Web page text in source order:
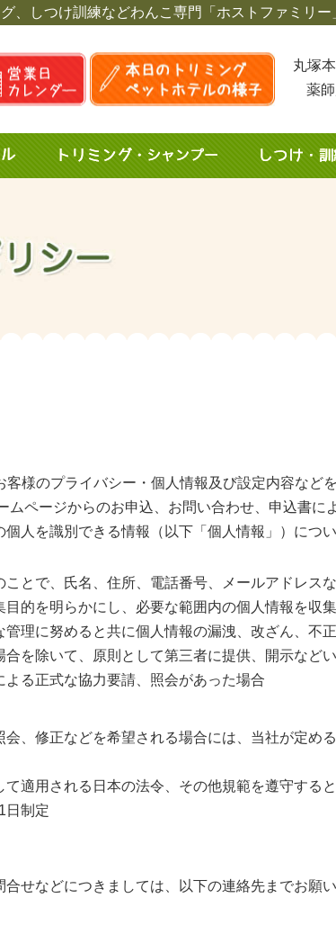
、しつけ訓練などわんこ専門「ホストファミリー
丸塚
薬
様のプライバシー・個人情報及び設定内容など
ムページからのお申込、お問い合わせ、申込書
人を識別できる情報（以下「個人情報」）につ
とで、氏名、住所、電話番号、メールアドレスな
的を明らかにし、必要な範囲内の個人情報を収集
理に努めると共に個人情報の漏洩、改ざん、不
を除いて、原則として第三者に提供、開示などい
よる正式な協力要請、照会があった場合
、修正などを希望される場合には、当社が定め
適用される日本の法令、その他規範を遵守する
日制定
せなどにつきましては、以下の連絡先までお願い